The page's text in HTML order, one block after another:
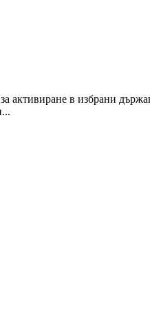
активиране в избрани